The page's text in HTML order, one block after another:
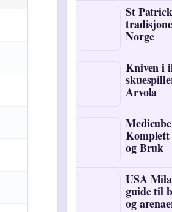
St
Norge
Kniven i
Arvola
og Bruk
USA
guide til
og